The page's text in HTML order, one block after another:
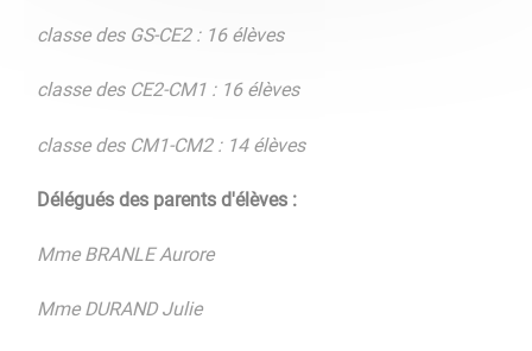
classe des GS-CE2 : 16 élèves
classe des CE2-CM1 : 16 élèves
classe des CM1-CM2 : 14 élèves
Délégués des parents d'élèves :
Mme BRANLE Aurore
Mme DURAND Julie